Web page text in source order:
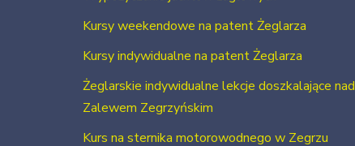
Kursy weekendowe na patent Żeglarza
Kursy indywidualne na patent Żeglarza
Żeglarskie indywidualne lekcje doszkalające nad
Zalewem Zegrzyńskim
Kurs na sternika motorowodnego w Zegrzu